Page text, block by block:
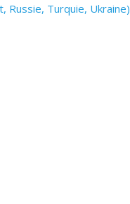
Russie, Turquie, Ukraine)